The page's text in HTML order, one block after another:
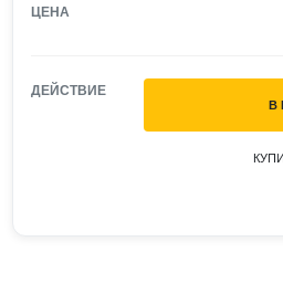
ЦЕНА
ДЕЙСТВИЕ
В